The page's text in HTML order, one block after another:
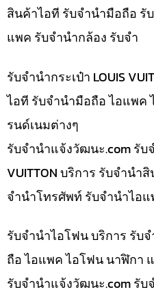
สินค้าไอที รับจำนำมือถือ รั
แพค รับจำนำกล้อง รับจำ
รับจำนำกระเป๋า LOUIS
ไอที รับจำนำมือถือ ไอแพค
รนด์เนมต่างๆ
รับจํานําแจ้งวัฒนะ.com รับ
VUITTON บริการ รับจำน
จำนำโทรศัพท์ รับจำนำไอ
รับจำนำไอโฟน บริการ รับ
ถือ ไอแพค ไอโฟน นาฬิกา
รับจํานําแจ้งวัฒนะ.com รั